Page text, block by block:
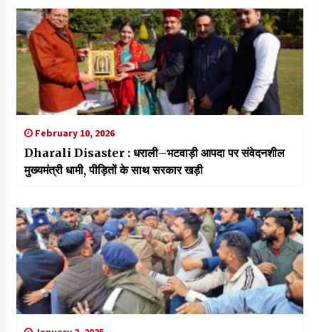
February 10, 2026
Dharali Disaster : धराली–भटवाड़ी आपदा पर संवेदनशील
मुख्यमंत्री धामी, पीड़ितों के साथ सरकार खड़ी